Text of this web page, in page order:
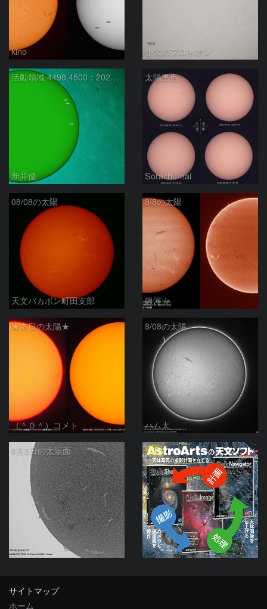
kino 小犬のプロキオン
活動領域 4498,4500：2026/08/08
新井優
太陽黒点
Sorachu-hai
08/08の太陽
天文バカボン町田支部
8/8の太陽
銀河☆
★本日の太陽★
（＾０＾）コメト
8/08の太陽
ハム太
8月8日の太陽面
ta-o
PR
サイトマップ
ホーム